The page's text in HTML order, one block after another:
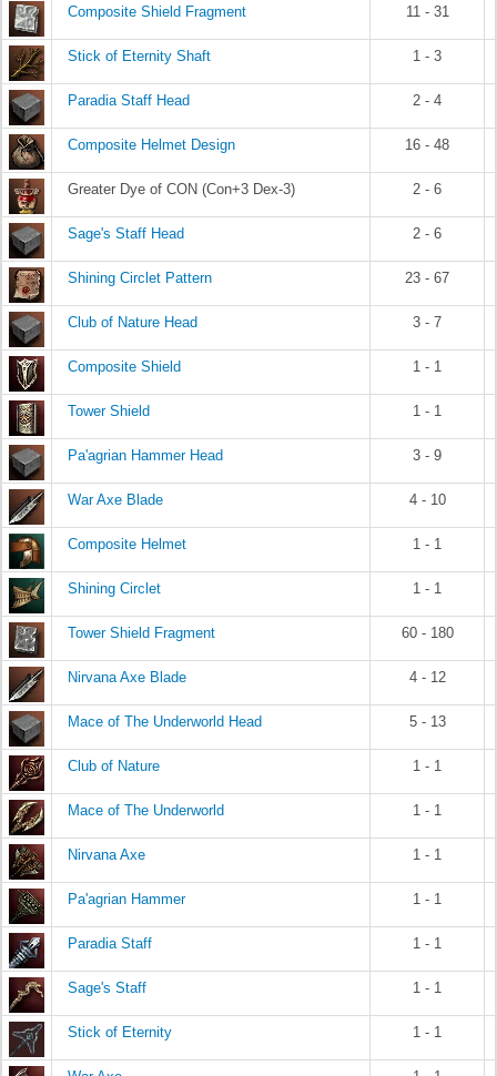
Composite Shield Fragment 11 - 31
Stick of Eternity Shaft 1 - 3
Paradia Staff Head 2 - 4
Composite Helmet Design 16 - 48
Greater Dye of CON (Con+3 Dex-3) 2 - 6
Sage's Staff Head 2 - 6
Shining Circlet Pattern 23 - 67
Club of Nature Head 3 - 7
Composite Shield 1 - 1
Tower Shield 1 - 1
Pa'agrian Hammer Head 3 - 9
War Axe Blade 4 - 10
Composite Helmet 1 - 1
Shining Circlet 1 - 1
Tower Shield Fragment 60 - 180
Nirvana Axe Blade 4 - 12
Mace of The Underworld Head 5 - 13
Club of Nature 1 - 1
Mace of The Underworld 1 - 1
Nirvana Axe 1 - 1
Pa'agrian Hammer 1 - 1
Paradia Staff 1 - 1
Sage's Staff 1 - 1
Stick of Eternity 1 - 1